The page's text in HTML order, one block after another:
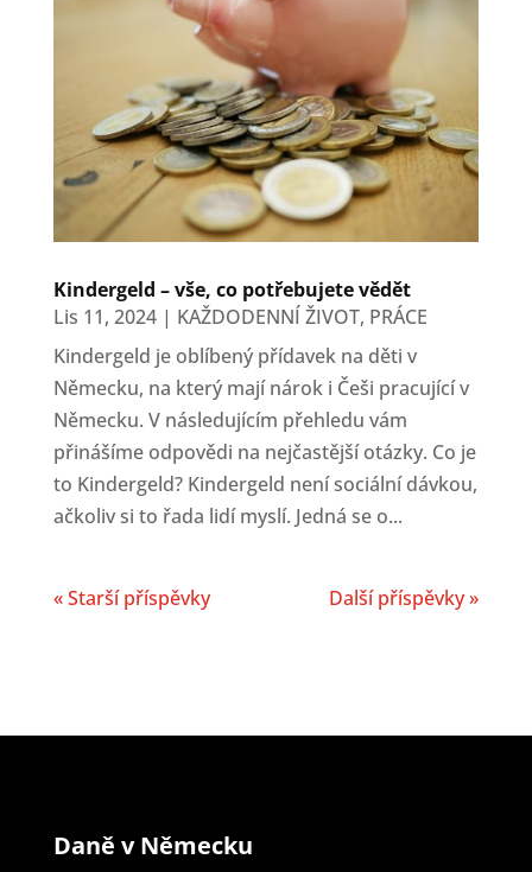
Kindergeld – vše, co potřebujete vědět
Lis 11, 2024| KAŽDODENNÍ ŽIVOT, PRÁCE
Kindergeld je oblíbený přídavek na děti v
Německu, na který mají nárok i Češi pracující v
Německu. V následujícím přehledu vám
přinášíme odpovědi na nejčastější otázky. Co je
to Kindergeld? Kindergeld není sociální dávkou,
ačkoliv si to řada lidí myslí. Jedná se o...
« Starší příspěvky Další příspěvky »
Daně v Německu